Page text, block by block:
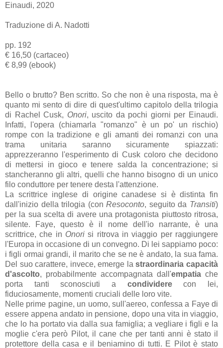
Einaudi, 2020
Traduzione di A. Nadotti
pp. 192
€ 16,50 (cartaceo)
€ 8,99 (ebook)
Bello o brutto? Ben scritto. So che non è una risposta, ma è
quanto mi sento di dire di quest'ultimo capitolo della trilogia
di Rachel Cusk, Onori, uscito da pochi giorni per Einaudi.
Infatti, l'opera (chiamarla "romanzo" è un po' un rischio)
rompe con la tradizione e gli amanti dei romanzi con una
trama unitaria saranno sicuramente spiazzati:
apprezzeranno l'esperimento di Cusk coloro che decidono
di mettersi in gioco e tenere salda la concentrazione; si
stancheranno gli altri, quelli che hanno bisogno di un unico
filo conduttore per tenere desta l'attenzione.
La scrittrice inglese di origine canadese si è distinta fin
dall'inizio della trilogia (conResoconto, seguito da Transiti)
per la sua scelta di avere una protagonista piuttosto ritrosa,
silente. Faye, questo è il nome dell'io narrante, è una
scrittrice, che in Onori si ritrova in viaggio per raggiungere
l'Europa in occasione di un convegno. Di lei sappiamo poco:
i figli ormai grandi, il marito che se ne è andato, la sua fama.
Del suo carattere, invece, emerge lastraordinaria capacità
d'ascolto, probabilmente accompagnata dall'empatia che
porta tanti sconosciuti a condividerecon lei,
fiduciosamente, momenti cruciali delle loro vite.
Nelle prime pagine, un uomo, sull'aereo, confessa a Faye di
essere appena andato in pensione, dopo una vita in viaggio,
che lo ha portato via dalla sua famiglia; a vegliare i figli e la
moglie c'era però Pilot, il cane che per tanti anni è stato il
protettore della casa e il beniamino di tutti. E Pilot è stato